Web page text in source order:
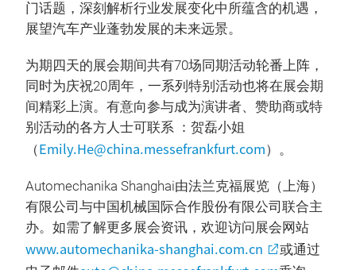
门话题，深刻解析行业发展变化中所蕴含的机遇，
展望汽车产业蓬勃发展的未来远景。
为期四天的展会期间共有70场同期活动轮番上阵，
同时为庆祝20周年，一系列特别活动也将在展会期
间精彩上演。有意向参与成为演讲者、赞助商或特
别活动的各方人士可联系 ：贺磊小姐
（Emily.He@china.messefrankfurt.com）。
Automechanika Shanghai由法兰克福展览（上海）
有限公司与中国机械国际合作股份有限公司联合主
办。如需了解更多展会资讯，欢迎访问展会网站
www.automechanika-shanghai.com.cn
或通过